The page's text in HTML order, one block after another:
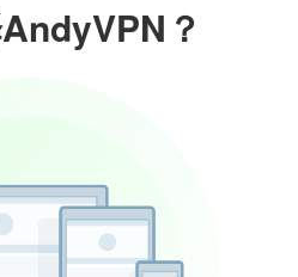
？